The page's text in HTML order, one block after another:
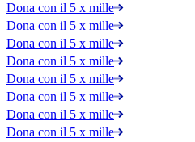
Dona con il 5 x mille
Dona con il 5 x mille
Dona con il 5 x mille
Dona con il 5 x mille
Dona con il 5 x mille
Dona con il 5 x mille
Dona con il 5 x mille
Dona con il 5 x mille